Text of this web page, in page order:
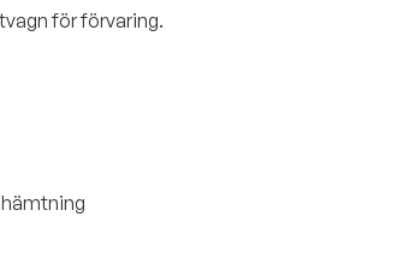
för förvaring.